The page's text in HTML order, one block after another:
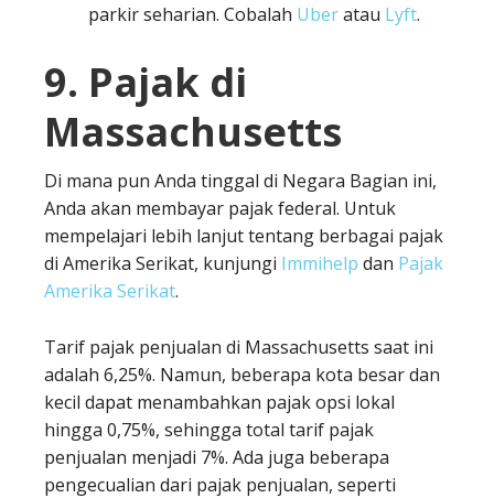
parkir seharian. Cobalah Uberatau Lyft.
9. Pajak di
Massachusetts
Di mana pun Anda tinggal di Negara Bagian ini,
Anda akan membayar pajak federal. Untuk
mempelajari lebih lanjut tentang berbagai pajak
di Amerika Serikat, kunjungi Immihelp dan Pajak
Amerika Serikat.
Tarif pajak penjualan di Massachusetts saat ini
adalah 6,25%. Namun, beberapa kota besar dan
kecil dapat menambahkan pajak opsi lokal
hingga 0,75%, sehingga total tarif pajak
penjualan menjadi 7%. Ada juga beberapa
pengecualian dari pajak penjualan, seperti